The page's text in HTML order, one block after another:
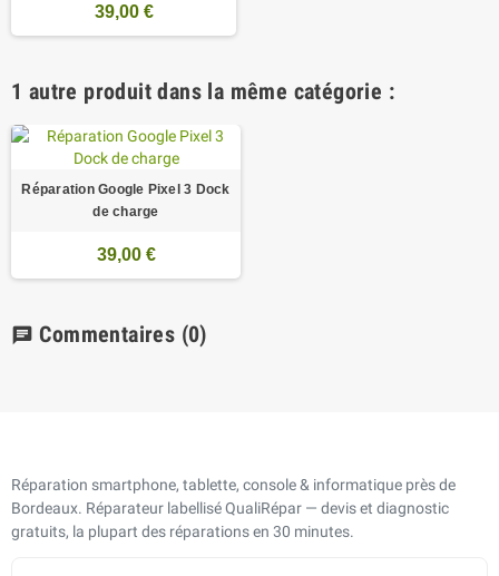
39,00 €
1 autre produit dans la même catégorie :
Réparation Google Pixel 3 Dock
de charge
39,00 €
chat Commentaires (0)
Réparation smartphone, tablette, console & informatique près de
Bordeaux. Réparateur labellisé QualiRépar — devis et diagnostic
gratuits, la plupart des réparations en 30 minutes.